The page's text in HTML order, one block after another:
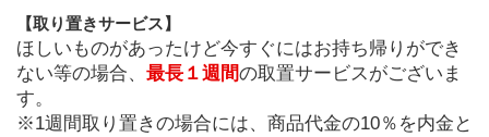
【取り置きサービス】
ほしいものがあったけど今すぐにはお持ち帰りができ
ない等の場合、 最長１週間の取置サービスがございま
す。
※1週間取り置きの場合には、商品代金の10％を内金と